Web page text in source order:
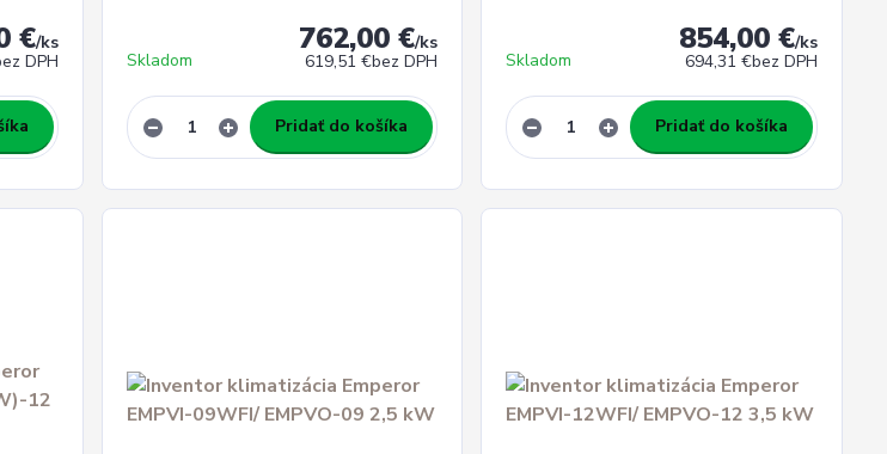
€/ks
DPH
762,00 €/ks
619,51 €bez DPH
Skladom
Pridať do košíka
854,00 €/ks
694,31 €bez DPH
Skladom
Pridať do košíka